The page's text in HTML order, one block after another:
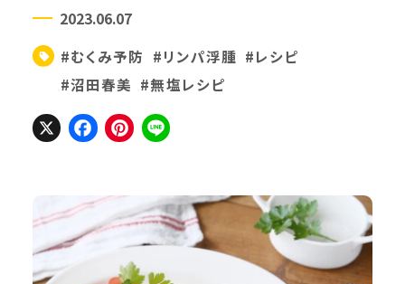
2023.06.07
#むくみ予防 #リンパ浮腫 #レシピ
#沼田春美 #無塩レシピ
X Facebook
Pinterest